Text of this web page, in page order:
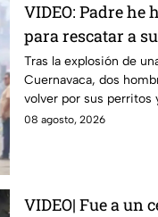
VIDEO: Padre
para rescatar a
explosión de pipa
Cuernavaca
Tras la explosión de
Cuernavaca, dos
volver por sus perritos
tragedia.
08 agosto, 2026
VIDEO| Fue a un